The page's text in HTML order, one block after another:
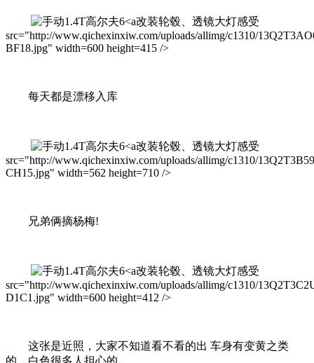
改装轮毂、透镜大灯感受
src="http://www.qichexinxiw.com/uploads/allimg/c1310/
BF18.jpg" width=600 height=415 />
每天都是漂移入库
改装轮毂、透镜大灯感受
src="http://www.qichexinxiw.com/uploads/allimg/c1310/
CH15.jpg" width=562 height=710 />
兄弟俩摘杨梅!
改装轮毂、透镜大灯感受
src="http://www.qichexinxiw.com/uploads/allimg/c1310/
D1C1.jpg" width=600 height=412 />
这张是近照，大家不知道看不看的出 车身有变黄之类
的，白色很多人担心的。